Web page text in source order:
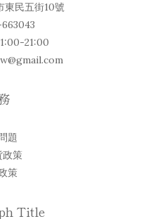
東民五街10號
21:00
題
政策
策
Title